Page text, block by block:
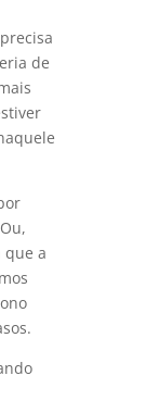
de
que a